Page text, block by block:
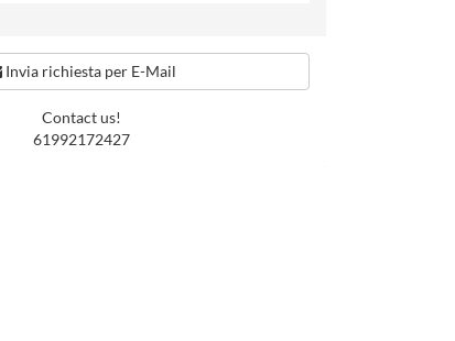
Invia richiesta per E-Mail
Contact us!
61992172427